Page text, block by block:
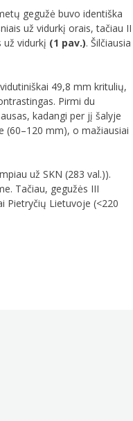
gegužė buvo identiška
už vidurkį orais, tačiau II
už vidurkį (1 pav.). Šilčiausia
49,8 mm kritulių,
Pirmi du
kadangi per jį šalyje
(60–120 mm), o mažiausiai
už SKN (283 val.)).
Tačiau, gegužės III
Pietryčių Lietuvoje (<220